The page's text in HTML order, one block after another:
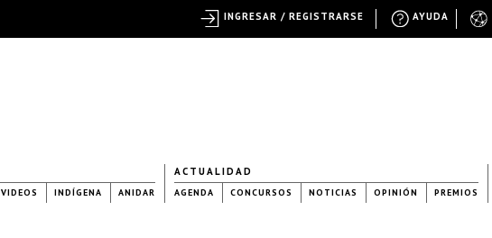
VIDEOS INDÍGENA ANIDAR
ACTUALIDAD
AGENDA CONCURSOS NOTICIAS OPINIÓN PREMIOS
AYUDA
INGRESAR / REGISTRARSE